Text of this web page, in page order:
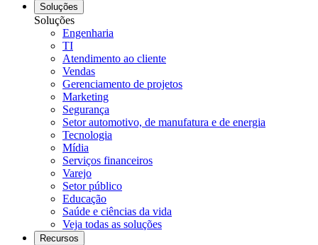
Soluções
Soluções
Engenharia
TI
Atendimento ao cliente
Vendas
Gerenciamento de projetos
Marketing
Segurança
Setor automotivo, de manufatura e de energia
Tecnologia
Mídia
Serviços financeiros
Varejo
Setor público
Educação
Saúde e ciências da vida
Veja todas as soluções
Recursos